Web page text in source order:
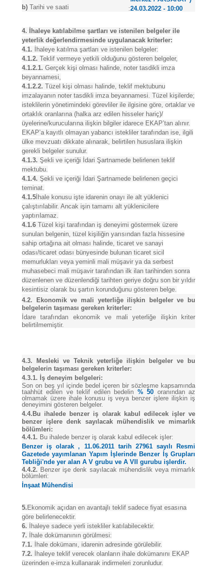
b) Tarihi ve saati :24.03.2022 - 10:00
4. İhaleye katılabilme şartları ve istenilen belgeler ile
yeterlik değerlendirmesinde uygulanacak kriterler:
4.1. İhaleye katılma şartları ve istenilen belgeler:
4.1.2. Teklif vermeye yetkili olduğunu gösteren belgeler,
4.1.2.1. Gerçek kişi olması halinde, noter tasdikli imza
beyannamesi,
4.1.2.2. Tüzel kişi olması halinde, teklif mektubunu
imzalayanın noter tasdikli imza beyannamesi. Tüzel kişilerde;
isteklilerin yönetimindeki görevliler ile ilgisine göre, ortaklar ve
ortaklık oranlarına (halka arz edilen hisseler hariç)/
üyelerine/kurucularına ilişkin bilgiler idarece EKAP’tan alınır.
EKAP’a kayıtlı olmayan yabancı istekliler tarafından ise, ilgili
ülke mevzuatı dikkate alınarak, belirtilen hususlara ilişkin
gerekli belgeler sunulur.
4.1.3. Şekli ve içeriği İdari Şartnamede belirlenen teklif
mektubu.
4.1.4. Şekli ve içeriği İdari Şartnamede belirlenen geçici
teminat.
4.1.5 İhale konusu işte idarenin onayı ile alt yüklenici
çalıştırılabilir. Ancak işin tamamı alt yüklenicilere
yaptırılamaz.
4.1.6 Tüzel kişi tarafından iş deneyimi göstermek üzere
sunulan belgenin, tüzel kişiliğin yarısından fazla hissesine
sahip ortağına ait olması halinde, ticaret ve sanayi
odası/ticaret odası bünyesinde bulunan ticaret sicil
memurlukları veya yeminli mali müşavir ya da serbest
muhasebeci mali müşavir tarafından ilk ilan tarihinden sonra
düzenlenen ve düzenlendiği tarihten geriye doğru son bir yıldır
kesintisiz olarak bu şartın korunduğunu gösteren belge.
4.2. Ekonomik ve mali yeterliğe ilişkin belgeler ve bu
belgelerin taşıması gereken kriterler:
İdare tarafından ekonomik ve mali yeterliğe ilişkin kriter
belirtilmemiştir.
4.3. Mesleki ve Teknik yeterliğe ilişkin belgeler ve bu
belgelerin taşıması gereken kriterler:
4.3.1. İş deneyim belgeleri:
Son on beş yıl içinde bedel içeren bir sözleşme kapsamında
taahhüt edilen ve teklif edilen bedelin % 50 oranından az
olmamak üzere ihale konusu iş veya benzer işlere ilişkin iş
deneyimini gösteren belgeler.
4.4.Bu ihalede benzer iş olarak kabul edilecek işler ve
benzer işlere denk sayılacak mühendislik ve mimarlık
bölümleri:
4.4.1. Bu ihalede benzer iş olarak kabul edilecek işler:
Benzer iş olarak , 11.06.2011 tarih 27961 sayılı Resmi
Gazetede yayımlanan Yapım İşlerinde Benzer İş Grupları
Tebliği'nde yer alan A V grubu ve A VII gurubu işlerdir.
4.4.2. Benzer işe denk sayılacak mühendislik veya mimarlık
bölümleri:
İnşaat Mühendisi
5. Ekonomik açıdan en avantajlı teklif sadece fiyat esasına
göre belirlenecektir.
6. İhaleye sadece yerli istekliler katılabilecektir.
7. İhale dokümanının görülmesi:
7.1. İhale dokümanı, idarenin adresinde görülebilir.
7.2. İhaleye teklif verecek olanların ihale dokümanını EKAP
üzerinden e-imza kullanarak indirmeleri zorunludur.